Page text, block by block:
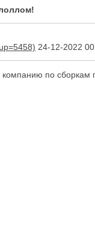
24-12-2022
по